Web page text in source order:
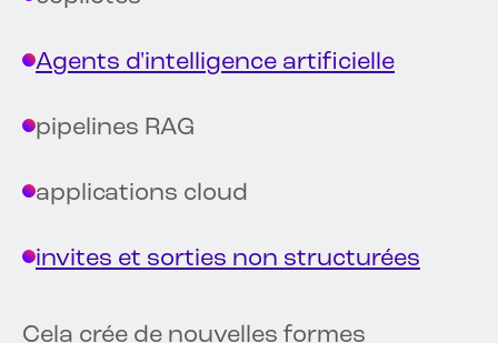
Agents d'intelligence artificielle
pipelines RAG
applications cloud
invites et sorties non structurées
Cela crée de nouvelles formes